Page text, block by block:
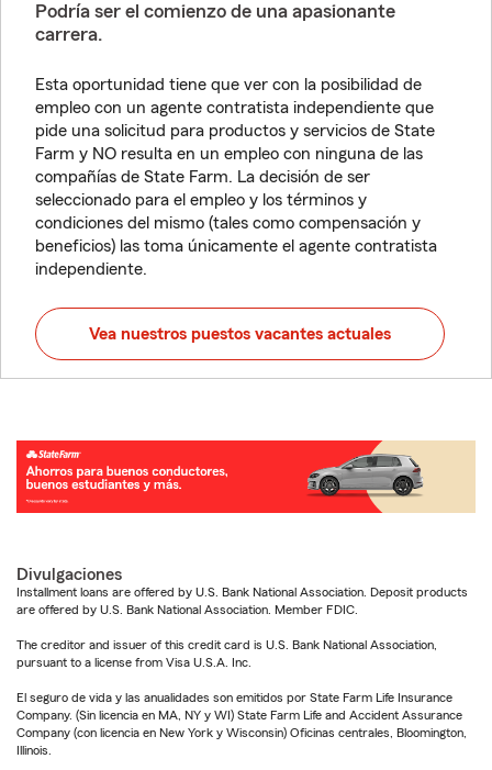
Podría ser el comienzo de una apasionante
carrera.
Esta oportunidad tiene que ver con la posibilidad de
empleo con un agente contratista independiente que
pide una solicitud para productos y servicios de State
Farm y NO resulta en un empleo con ninguna de las
compañías de State Farm. La decisión de ser
seleccionado para el empleo y los términos y
condiciones del mismo (tales como compensación y
beneficios) las toma únicamente el agente contratista
independiente.
Vea nuestros puestos vacantes actuales
Divulgaciones
Installment loans are offered by U.S. Bank National Association. Deposit products
are offered by U.S. Bank National Association. Member FDIC.
The creditor and issuer of this credit card is U.S. Bank National Association,
pursuant to a license from Visa U.S.A. Inc.
El seguro de vida y las anualidades son emitidos por State Farm Life Insurance
Company. (Sin licencia en MA, NY y WI) State Farm Life and Accident Assurance
Company (con licencia en New York y Wisconsin) Oficinas centrales, Bloomington,
Illinois.